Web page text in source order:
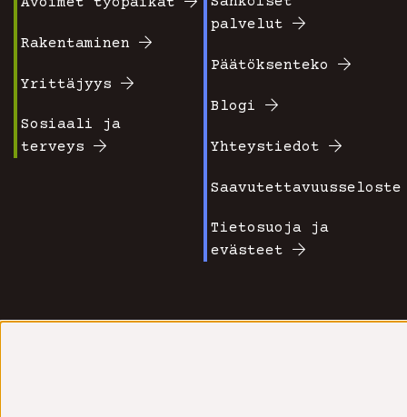
valikko
1
Rakentaminen
Yrittäjyys
Sosiaali ja
terveys
Footer
2
palvelut
Päätöksenteko
Blogi
Yhteystiedot
Saavutettavuusseloste
Tietosuoja ja
evästeet